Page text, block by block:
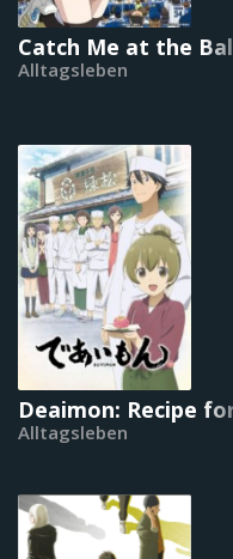
Catch Me at the
Alltagsleben
Deaimon: Recipe
Alltagsleben